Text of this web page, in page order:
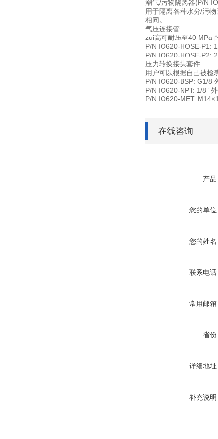
潮气/污物隔离器(P/N
用于隔离各种水分/污
相同。
气压连接管
zui高可耐压至40 MPa
P/N IO620-HOSE-P1:
P/N IO620-HOSE-P2:
压力转换接头套件
用户可以根据自己被检
P/N IO620-BSP: G1/8
P/N IO620-NPT: 1/8”
P/N IO620-MET:
在线咨询
产品
您的单位
您的姓名
联系电话
常用邮箱
省份
详细地址
补充说明